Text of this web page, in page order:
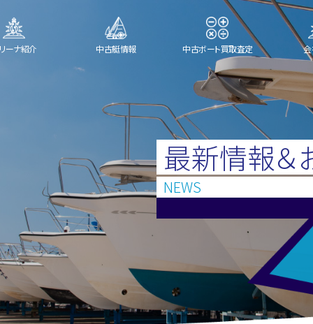
ーナ紹介 中古艇情報 中古ボート買取査定
最新情報＆
NEWS